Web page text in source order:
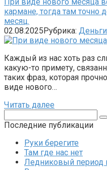
кармане, тогда там точно
месяц.
02.08.2025Рубрика: Деньги
Каждый из нас хоть раз
какую-то примету,
таких фраз, которая
виде нового…
Читать далее
Последние публикации
Руки берегите
Там где нас нет
Ледниковый период